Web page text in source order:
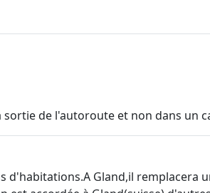
de l'autoroute et non dans un
d'habitations.A Gland,il